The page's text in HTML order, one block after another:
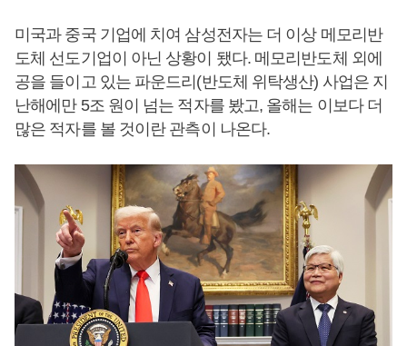
미국과 중국 기업에 치여 삼성전자는 더 이상 메모리반
도체 선도기업이 아닌 상황이 됐다. 메모리반도체 외에
공을 들이고 있는 파운드리(반도체 위탁생산) 사업은 지
난해에만 5조 원이 넘는 적자를 봤고, 올해는 이보다 더
많은 적자를 볼 것이란 관측이 나온다.